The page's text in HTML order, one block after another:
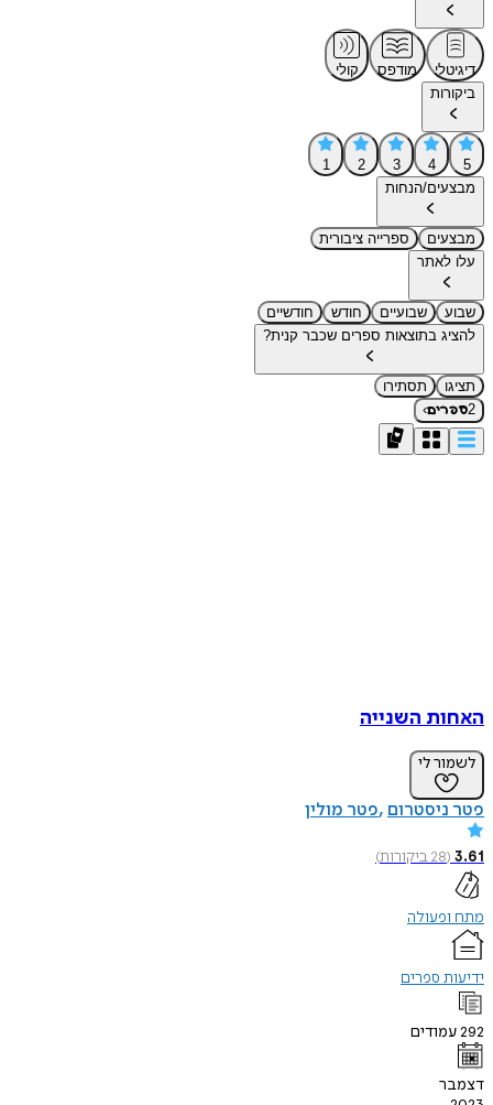
דיגיטלי מודפס
קולי
ביקורות
5
4
3
2
1
מבצעים/הנחות
מבצעים
ספרייה ציבורית
עלו לאתר
שבוע שבועיים חודש
חודשיים
להציג בתוצאות ספרים שכבר קנית?
תציגו
תסתירו
2ספרים›
האחות השנייה
לשמור לי
פטר ניסטרום פטר מולין
3.61
(
28ביקורות)
מתח ופעולה
ידיעות ספרים
292עמודים
דצמבר